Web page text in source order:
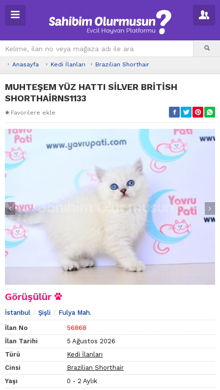
Anasayfa Kedi İlanları Brazilian Shorthair
MUHTEŞEM YÜZ HATTI SİLVER BRİTİSH
SHORTHAİRNS1133
Favorilere ekle
Görüşülür
İstanbul Şişli Fulya Mah.
İlan No
56868
İlan Tarihi
5 Ağustos 2026
Türü
Kedi İlanları
Cinsi
Brazilian Shorthair
Yaşı
0 - 2 Aylık